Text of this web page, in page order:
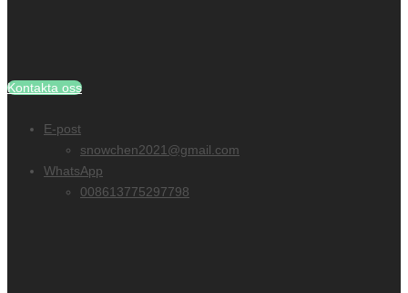
Kontakta oss
E-post
snowchen2021@gmail.com
WhatsApp
008613775297798